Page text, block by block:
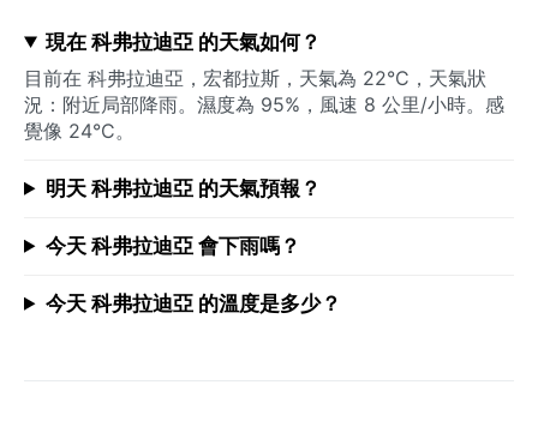
現在 科弗拉迪亞 的天氣如何？
目前在 科弗拉迪亞，宏都拉斯，天氣為 22°C，天氣狀
況：附近局部降雨。濕度為 95%，風速 8 公里/小時。感
覺像 24°C。
明天 科弗拉迪亞 的天氣預報？
今天 科弗拉迪亞 會下雨嗎？
今天 科弗拉迪亞 的溫度是多少？